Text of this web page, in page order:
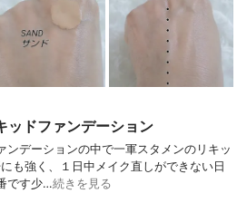
ッドファンデーション
ンデーションの中で一軍スタメンのリキッ
も強く、１日中メイク直しができない日
です少…続きを見る